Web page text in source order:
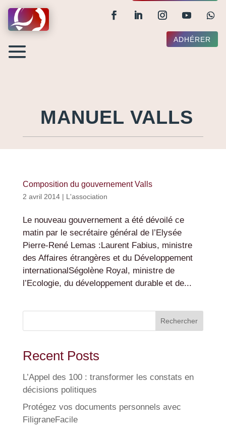
ADHÉRER
MANUEL VALLS
Composition du gouvernement Valls
2 avril 2014| L'association
Le nouveau gouvernement a été dévoilé ce
matin par le secrétaire général de l’Elysée
Pierre-René Lemas :Laurent Fabius, ministre
des Affaires étrangères et du Développement
internationalSégolène Royal, ministre de
l’Ecologie, du développement durable et de...
Rechercher
Recent Posts
L’Appel des 100 : transformer les constats en
décisions politiques
Protégez vos documents personnels avec
FiligraneFacile